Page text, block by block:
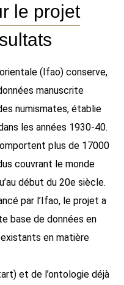
le projet
(Ifao) conserve,
manuscrite
numismates, établie
les années 1930-40.
plus de 17000
couvrant le monde
début du 20e siècle.
par l’Ifao, le projet a
base de données en
en matière
et de l’ontologie déjà